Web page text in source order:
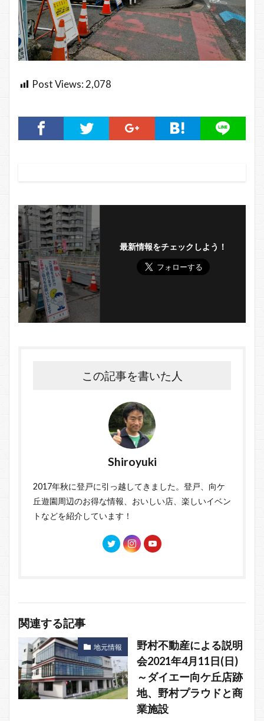
Post Views: 2,078
最新情報をチェックしよう！
この記事を書いた人
Shiroyuki
2017年秋に登戸に引っ越してきました。登戸、向ケ
丘遊園周辺のお得な情報、おいしい店、楽しいイベン
トなどを紹介しています！
関連する記事
地元情報
野村不動産による説明
会2021年4月11日(日)
～ダイエー向ケ丘店跡
地、野村プラウドと商
業施設